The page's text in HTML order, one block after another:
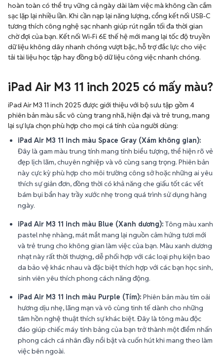
hoàn toàn có thể trụ vững cả ngày dài làm việc mà không cần cắm
sạc lặp lại nhiều lần. Khi cần nạp lại năng lượng, cổng kết nối USB-C
tương thích công nghệ sạc nhanh giúp rút ngắn tối đa thời gian
chờ đợi của bạn. Kết nối Wi-Fi 6E thế hệ mới mang lại tốc độ truyền
dữ liệu không dây nhanh chóng vượt bậc, hỗ trợ đắc lực cho việc
tải tài liệu học tập hay đồng bộ dữ liệu công việc nhanh chóng.
iPad Air M3 11 inch 2025 có mấy màu?
iPad Air M3 11 inch 2025 được giới thiệu với bộ sưu tập gồm 4
phiên bản màu sắc vô cùng trang nhã, hiện đại và trẻ trung, mang
lại sự lựa chọn phù hợp cho mọi cá tính của người dùng:
iPad Air M3 11 inch màu Space Gray (Xám không gian):
Đây là gam màu trung tính mang tính biểu tượng, thể hiện rõ vẻ
đẹp lịch lãm, chuyên nghiệp và vô cùng sang trọng. Phiên bản
này cực kỳ phù hợp cho môi trường công sở hoặc những ai yêu
thích sự giản đơn, đồng thời có khả năng che giấu tốt các vết
bám bụi bẩn hay trầy xước nhẹ trong quá trình sử dụng hàng
ngày.
iPad Air M3 11 inch màu Blue (Xanh dương): Tông màu xanh
pastel nhẹ nhàng, mát mắt mang lại nguồn cảm hứng tươi mới
và trẻ trung cho không gian làm việc của bạn. Màu xanh dương
nhạt này rất thời thượng, dễ phối hợp với các loại phụ kiện bao
da bảo vệ khác nhau và đặc biệt thích hợp với các bạn học sinh,
sinh viên yêu thích phong cách năng động.
iPad Air M3 11 inch màu Purple (Tím): Phiên bản màu tím oải
hương dịu nhẹ, lãng mạn và vô cùng tinh tế dành cho những
tâm hồn nghệ thuật thích sự khác biệt. Đây là tông màu độc
đáo giúp chiếc máy tính bảng của bạn trở thành một điểm nhấn
phong cách cá nhân đầy nổi bật và cuốn hút khi mang theo làm
việc bên ngoài.